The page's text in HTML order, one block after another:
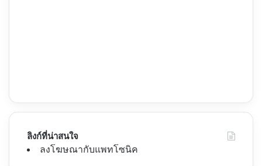
ลิงก์ที่น่าสนใจ
ลงโฆษณากับแพทโซนิค